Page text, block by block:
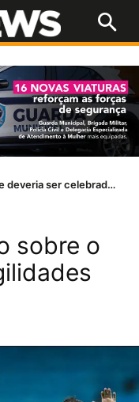
Dia dos pais: um amor que deveria ser celebrado todos os dias
sobre o